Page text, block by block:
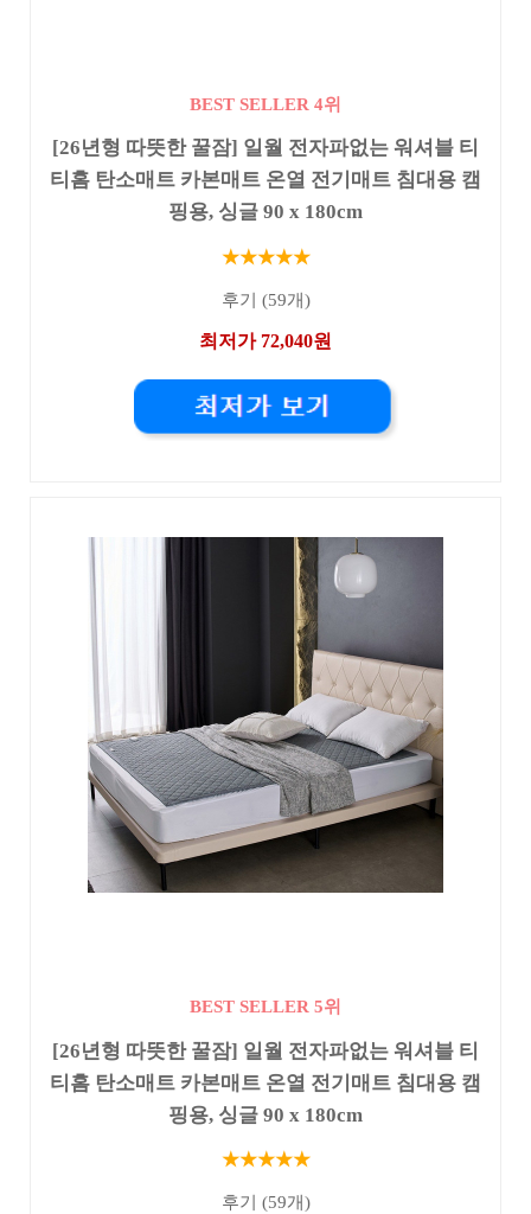
BEST SELLER 4위
[26년형 따뜻한 꿀잠] 일월 전자파없는 워셔블 티
티홈 탄소매트 카본매트 온열 전기매트 침대용 캠
핑용, 싱글 90 x 180cm
★★★★★
후기 (59개)
최저가 72,040원
BEST SELLER 5위
[26년형 따뜻한 꿀잠] 일월 전자파없는 워셔블 티
티홈 탄소매트 카본매트 온열 전기매트 침대용 캠
핑용, 싱글 90 x 180cm
★★★★★
후기 (59개)